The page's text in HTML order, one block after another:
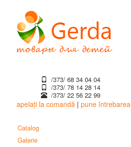
conţinutul
principal
/373/ 68 34 04 04
/373/ ‎78 14 28 14
/373/ 22 56 22 99
apelați la comandă | pune întrebarea
Catalog
Galerie